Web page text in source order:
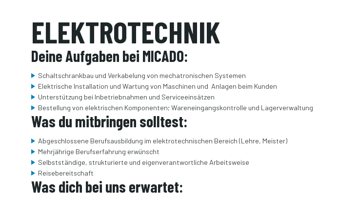
ELEKTROTECHNIK
Deine Aufgaben bei MICADO:
Schaltschrankbau und Verkabelung von mechatronischen Systemen
Elektrische Installation und Wartung von Maschinen und Anlagen beim Kunden
Unterstützung bei Inbetriebnahmen und Serviceeinsätzen
Bestellung von elektrischen Komponenten; Wareneingangskontrolle und Lagerverwaltung
Was du mitbringen solltest:
Abgeschlossene Berufsausbildung im elektrotechnischen Bereich (Lehre, Meister)
Mehrjährige Berufserfahrung erwünscht
Selbstständige, strukturierte und eigenverantwortliche Arbeitsweise
Reisebereitschaft
Was dich bei uns erwartet: